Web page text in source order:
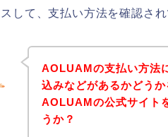
して、支払い方法を確認さ
AOLUAMの支払い方法
込みなどがあるかどう
AOLUAMの公式サイト
うか？